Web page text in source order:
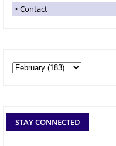
Contact
STAY CONNECTED